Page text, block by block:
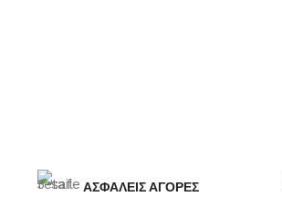
ΑΣΦΑΛΕΙΣ ΑΓΟΡΕΣ